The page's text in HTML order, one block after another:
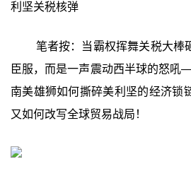
利坚关税核弹
笔者按：当霸权挥舞关税大棒
臣服，而是一声震动西半球的怒
南美雄狮如何撕碎美利坚的经济锁
又如何改写全球贸易战局！